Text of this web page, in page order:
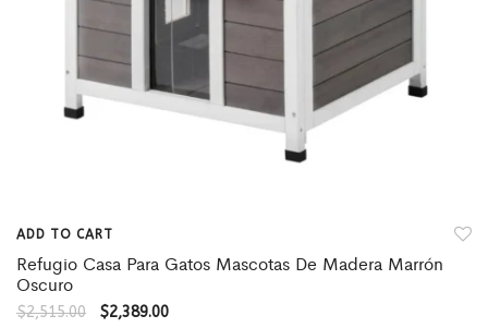
ADD TO CART
Refugio Casa Para Gatos Mascotas De Madera Marrón
Oscuro
$2,515.00 $2,389.00